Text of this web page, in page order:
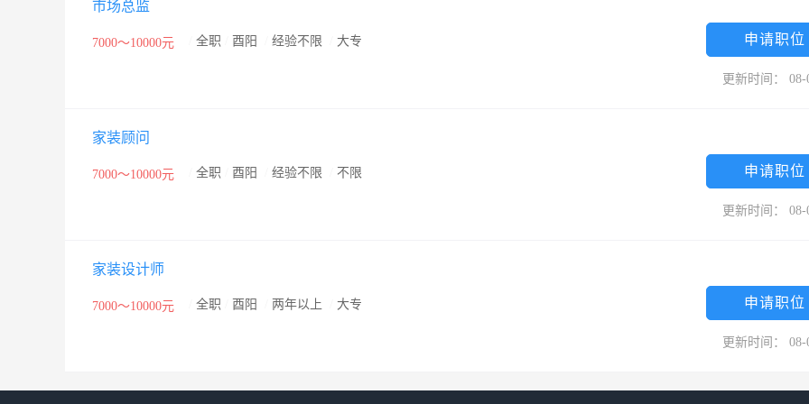
市场总监
7000～10000元 全职 酉阳 经验不限 大专 申请职位
更新时间： 08-
家装顾问
7000～10000元 全职 酉阳 经验不限 不限 申请职位
更新时间： 08-
家装设计师
7000～10000元 全职 酉阳 两年以上 大专 申请职位
更新时间： 08-